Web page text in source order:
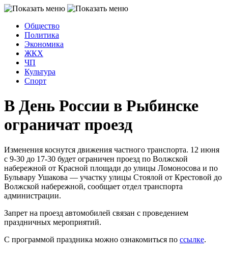
Общество
Политика
Экономика
ЖКХ
ЧП
Культура
Спорт
В День России в Рыбинске
ограничат проезд
Изменения коснутся движения частного транспорта. 12 июня
с 9-30 до 17-30 будет ограничен проезд по Волжской
набережной от Красной площади до улицы Ломоносова и по
Бульвару Ушакова — участку улицы Стоялой от Крестовой до
Волжской набережной, сообщает отдел транспорта
администрации.
Запрет на проезд автомобилей связан с проведением
праздничных мероприятий.
С программой праздника можно ознакомиться по ссылке.